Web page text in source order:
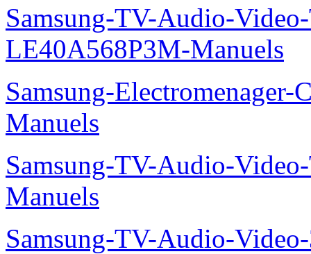
Samsung-TV-Audio-
LE40A568P3M-Manuels
Samsung-
Manuels
Samsung-TV-Audio-
Manuels
Samsung-TV-Audio-